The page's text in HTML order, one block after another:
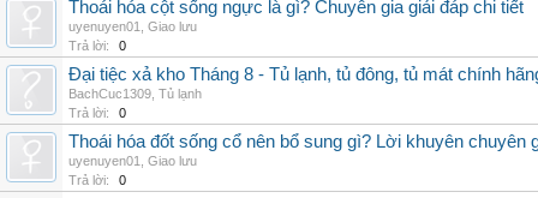
Thoái hóa cột sống ngực là gì? Chuyên gia giải đáp chi tiết
uyenuyen01
Giao lưu
Trả lời:
0
Đại tiệc xả kho Tháng 8 - Tủ lạnh, tủ đông, tủ mát chính
BachCuc1309 Tủ lạnh
Trả lời:
0
Thoái hóa đốt sống cổ nên bổ sung gì? Lời khuyên chuyên
uyenuyen01
Giao lưu
Trả lời:
0